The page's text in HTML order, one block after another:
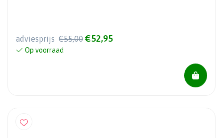
adviesprijs €55,00 €52,95
Op voorraad